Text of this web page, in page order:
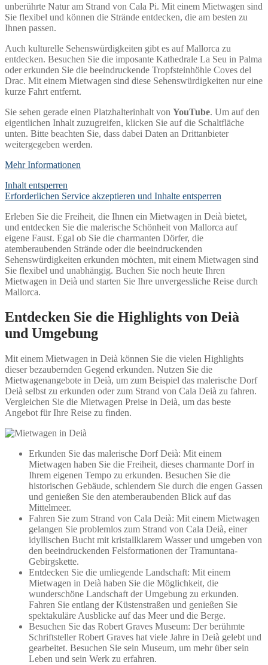
unberührte Natur am Strand von Cala Pi. Mit einem Mietwagen sind
Sie flexibel und können die Strände entdecken, die am besten zu
Ihnen passen.
Auch kulturelle Sehenswürdigkeiten gibt es auf Mallorca zu
entdecken. Besuchen Sie die imposante Kathedrale La Seu in Palma
oder erkunden Sie die beeindruckende Tropfsteinhöhle Coves del
Drac. Mit einem Mietwagen sind diese Sehenswürdigkeiten nur eine
kurze Fahrt entfernt.
Sie sehen gerade einen Platzhalterinhalt von YouTube. Um auf den
eigentlichen Inhalt zuzugreifen, klicken Sie auf die Schaltfläche
unten. Bitte beachten Sie, dass dabei Daten an Drittanbieter
weitergegeben werden.
Mehr Informationen
Inhalt entsperren
Erforderlichen Service akzeptieren und Inhalte entsperren
Erleben Sie die Freiheit, die Ihnen ein Mietwagen in Deià bietet,
und entdecken Sie die malerische Schönheit von Mallorca auf
eigene Faust. Egal ob Sie die charmanten Dörfer, die
atemberaubenden Strände oder die beeindruckenden
Sehenswürdigkeiten erkunden möchten, mit einem Mietwagen sind
Sie flexibel und unabhängig. Buchen Sie noch heute Ihren
Mietwagen in Deià und starten Sie Ihre unvergessliche Reise durch
Mallorca.
Entdecken Sie die Highlights von Deià
und Umgebung
Mit einem Mietwagen in Deià können Sie die vielen Highlights
dieser bezaubernden Gegend erkunden. Nutzen Sie die
Mietwagenangebote in Deià, um zum Beispiel das malerische Dorf
Deià selbst zu erkunden oder zum Strand von Cala Deià zu fahren.
Vergleichen Sie die Mietwagen Preise in Deià, um das beste
Angebot für Ihre Reise zu finden.
Erkunden Sie das malerische Dorf Deià: Mit einem
Mietwagen haben Sie die Freiheit, dieses charmante Dorf in
Ihrem eigenen Tempo zu erkunden. Besuchen Sie die
historischen Gebäude, schlendern Sie durch die engen Gassen
und genießen Sie den atemberaubenden Blick auf das
Mittelmeer.
Fahren Sie zum Strand von Cala Deià: Mit einem Mietwagen
gelangen Sie problemlos zum Strand von Cala Deià, einer
idyllischen Bucht mit kristallklarem Wasser und umgeben von
den beeindruckenden Felsformationen der Tramuntana-
Gebirgskette.
Entdecken Sie die umliegende Landschaft: Mit einem
Mietwagen in Deià haben Sie die Möglichkeit, die
wunderschöne Landschaft der Umgebung zu erkunden.
Fahren Sie entlang der Küstenstraßen und genießen Sie
spektakuläre Ausblicke auf das Meer und die Berge.
Besuchen Sie das Robert Graves Museum: Der berühmte
Schriftsteller Robert Graves hat viele Jahre in Deià gelebt und
gearbeitet. Besuchen Sie sein Museum, um mehr über sein
Leben und sein Werk zu erfahren.